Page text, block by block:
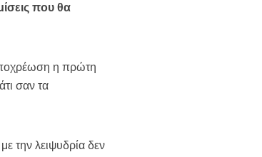
που θα
η πρώτη
σαν τα
με την λειψυδρία δεν